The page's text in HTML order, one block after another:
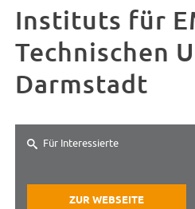
Instituts für
Technischen
Darmstadt
Für Interessierte
ZUR WEBSEITE